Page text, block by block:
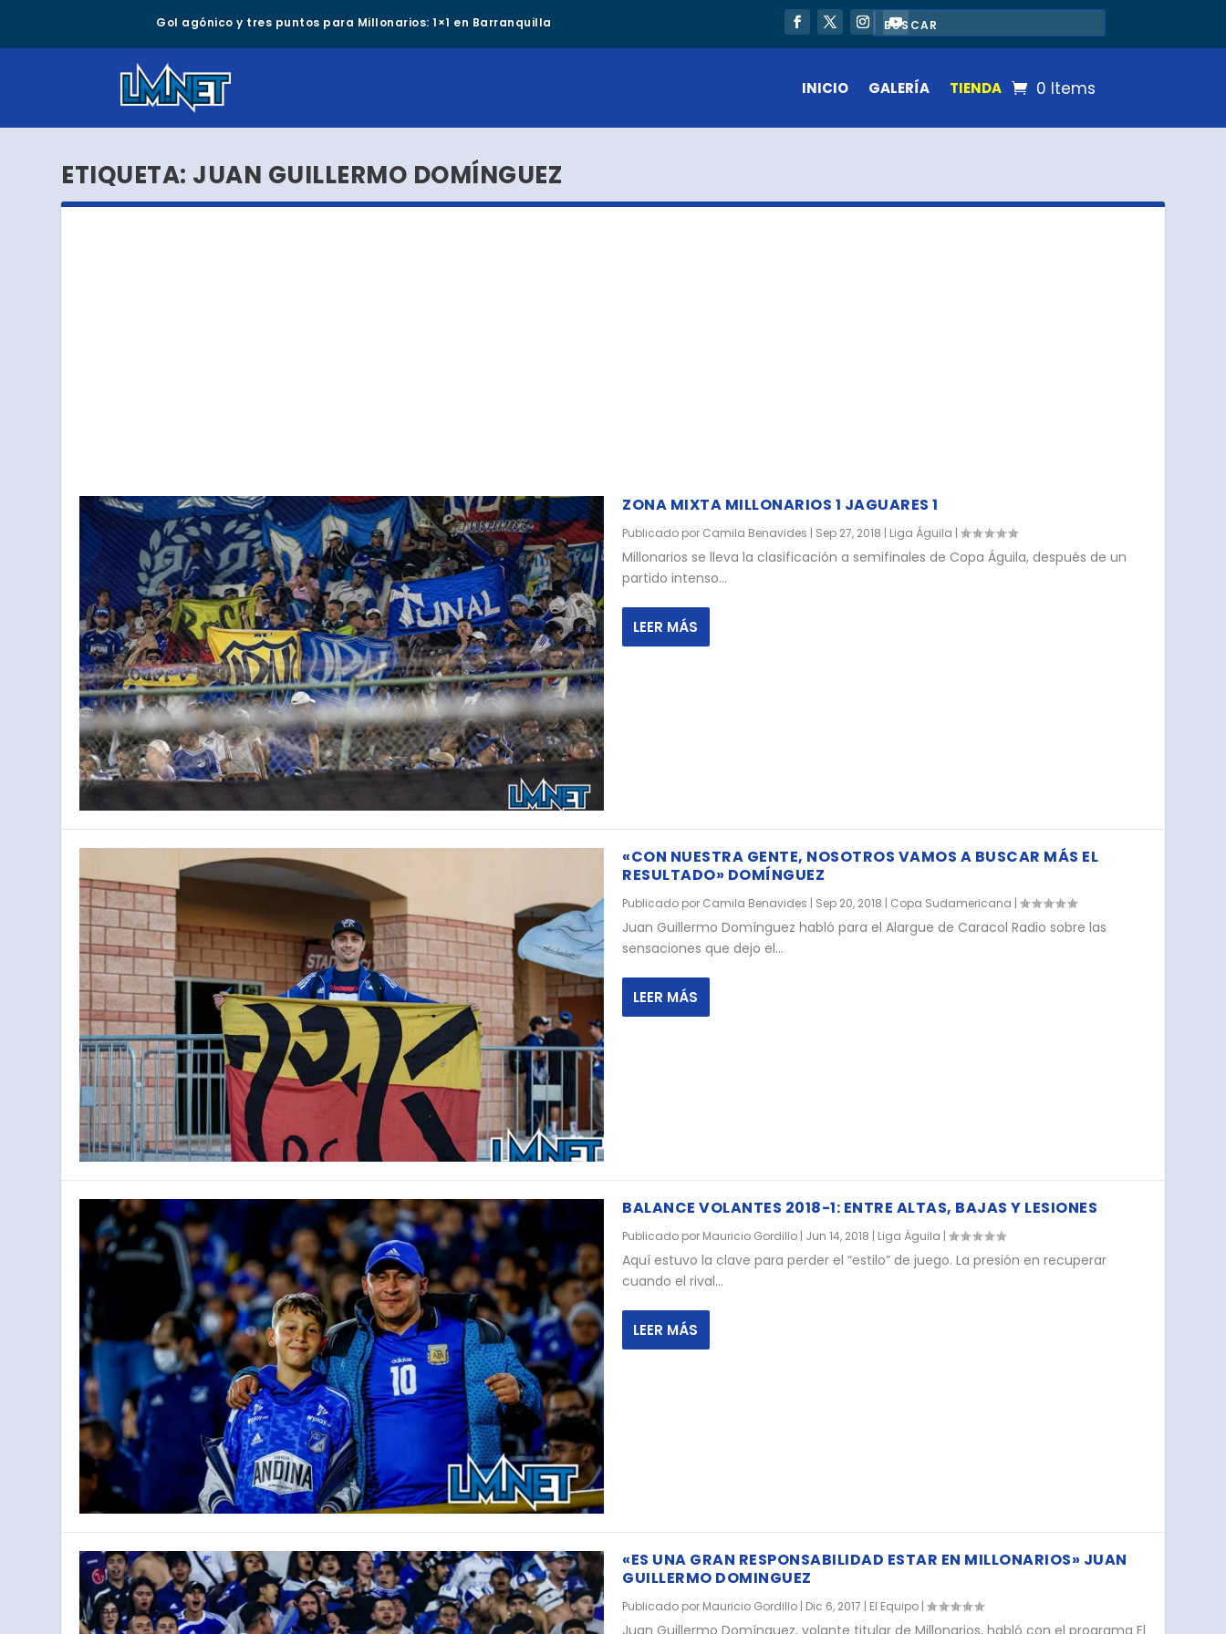
Gol agónico y tres puntos para Millonarios: 1×1 en Barranquilla
INICIO GALERÍA TIENDA 0 Items
ETIQUETA: JUAN GUILLERMO DOMÍNGUEZ
ZONA MIXTA MILLONARIOS 1 JAGUARES 1
Publicado por Camila Benavides | Sep 27, 2018 | Liga Águila |
Millonarios se lleva la clasificación a semifinales de Copa Águila, después de un
partido intenso...
LEER MÁS
«CON NUESTRA GENTE, NOSOTROS VAMOS A BUSCAR MÁS EL
RESULTADO» DOMÍNGUEZ
Publicado por Camila Benavides | Sep 20, 2018 | Copa Sudamericana |
Juan Guillermo Domínguez habló para el Alargue de Caracol Radio sobre las
sensaciones que dejo el...
LEER MÁS
BALANCE VOLANTES 2018-1: ENTRE ALTAS, BAJAS Y LESIONES
Publicado por Mauricio Gordillo | Jun 14, 2018 | Liga Águila |
Aquí estuvo la clave para perder el “estilo” de juego. La presión en recuperar
cuando el rival...
LEER MÁS
«ES UNA GRAN RESPONSABILIDAD ESTAR EN MILLONARIOS» JUAN
GUILLERMO DOMINGUEZ
Publicado por Mauricio Gordillo | Dic 6, 2017 | El Equipo |